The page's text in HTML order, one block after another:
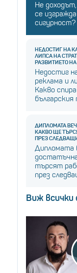
Не
се
сигурност?
НЕДОСТИГ НА
ЛИПСА НА
РАЗВИТИЕТО
Недостиг
реклама и
Какво
ДИПЛОМАТА
КАКВО ЩЕ
ПРЕЗ
Дипломата
търсят
през
Виж всички